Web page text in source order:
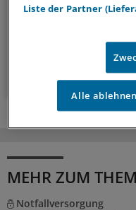
Zum
MEHR ZUM
Notfallversorgung
Liste der Partner
Alle ablehnen